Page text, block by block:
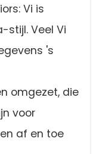
Vi is
stijl. Veel Vi
's
omgezet, die
voor
af en toe